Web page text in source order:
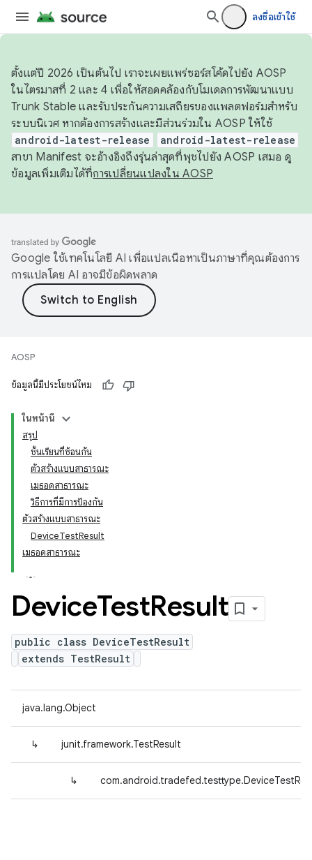
ลงชื่อเข้าใช้
ตั้งแต่ปี 2026 เป็นต้นไป เราจะเผยแพร่ซอร์สโค้ดไปยัง AOSP
ในไตรมาสที่ 2 และ 4 เพื่อให้สอดคล้องกับโมเดลการพัฒนาแบบ
Trunk Stable และรับประกันความเสถียรของแพลตฟอร์มสำหรับ
ระบบนิเวศ หากต้องการสร้างและมีส่วนร่วมใน AOSP ให้ใช้
android-latest-release android-latest-release
สาขา Manifest จะอ้างอิงถึงรุ่นล่าสุดที่พุชไปยัง AOSP เสมอ ดู
ข้อมูลเพิ่มเติมได้ที่การเปลี่ยนแปลงใน AOSP
Google ใช้เทคโนโลยี AI เพื่อแปลเนื้อหาเป็นภาษาที่คุณต้องการ
การแปลโดย AI อาจมีข้อผิดพลาด
AOSP
ข้อมูลนี้มีประโยชน์ไหม
ในหน้านี้
สรุป
ชั้นเรียนที่ซ้อนกัน
ตัวสร้างแบบสาธารณะ
เมธอดสาธารณะ
วิธีการที่มีการป้องกัน
ตัวสร้างแบบสาธารณะ
DeviceTestResult
เมธอดสาธารณะ
DeviceTestResult
public class DeviceTestResult
extends TestResult
java.lang.Object
↳ junit.framework.TestResult
↳